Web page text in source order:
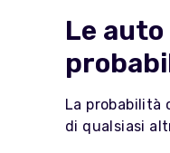
Le
La probabilità
di qualsiasi